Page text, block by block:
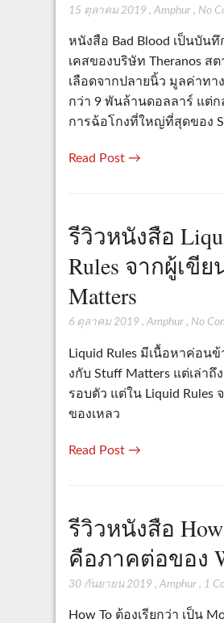
15 ตุลาคม 2019 , Amphur, No
หนังสือ Bad Blood เป็นบัน
เคสของบริษัท Theranos ส
เลือดจากปลายนิ้ว มูลค่าทา
กว่า 9 พันล้านดอลลาร์ แต่ก
การฉ้อโกงที่ใหญ่ที่สุดของ
Read Post →
รีวิวหนังสือ
Rules จากผู้เขีย
Matters
6 ตุลาคม 2019 , Amphur, No
Liquid Rules มีเนื้อหาค่อน
งกับ Stuff Matters แต่เล่าถึ
รอบตัว แต่ใน Liquid Rules
ของเหลว
Read Post →
รีวิวหนังสือ
คือภาคต่อของ
30 กันยายน 2019 , Amphur, 1
How To ต้องเรียกว่า เป็น